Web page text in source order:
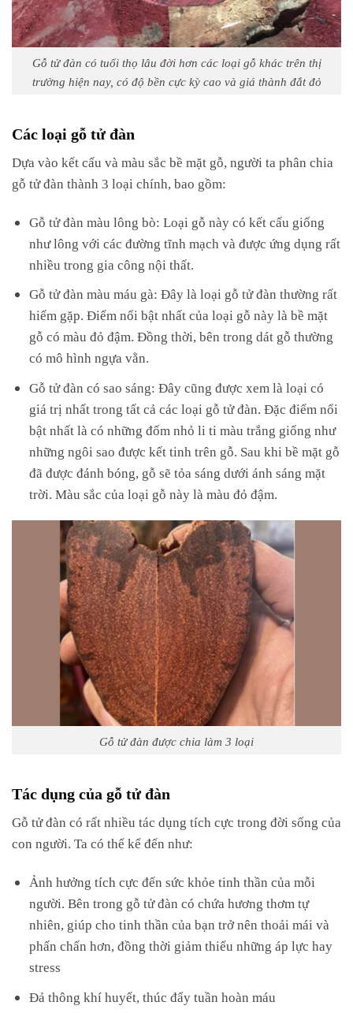
Gỗ tử đàn có tuổi thọ lâu đời hơn các loại gỗ khác trên thị
trường hiện nay, có độ bền cực kỳ cao và giá thành đắt đỏ
Các loại gỗ tử đàn
Dựa vào kết cấu và màu sắc bề mặt gỗ, người ta phân chia
gỗ tử đàn thành 3 loại chính, bao gồm:
Gỗ tử đàn màu lông bò: Loại gỗ này có kết cấu giống
như lông với các đường tĩnh mạch và được ứng dụng rất
nhiều trong gia công nội thất.
Gỗ tử đàn màu máu gà: Đây là loại gỗ tử đàn thường rất
hiếm gặp. Điểm nổi bật nhất của loại gỗ này là bề mặt
gỗ có màu đỏ đậm. Đồng thời, bên trong dát gỗ thường
có mô hình ngựa vằn.
Gỗ tử đàn có sao sáng: Đây cũng được xem là loại có
giá trị nhất trong tất cả các loại gỗ tử đàn. Đặc điểm nổi
bật nhất là có những đốm nhỏ li ti màu trắng giống như
những ngôi sao được kết tinh trên gỗ. Sau khi bề mặt gỗ
đã được đánh bóng, gỗ sẽ tỏa sáng dưới ánh sáng mặt
trời. Màu sắc của loại gỗ này là màu đỏ đậm.
Gỗ tử đàn được chia làm 3 loại
Tác dụng của gỗ tử đàn
Gỗ tử đàn có rất nhiều tác dụng tích cực trong đời sống của
con người. Ta có thể kể đến như:
Ảnh hưởng tích cực đến sức khỏe tinh thần của mỗi
người. Bên trong gỗ tử đàn có chứa hương thơm tự
nhiên, giúp cho tinh thần của bạn trở nên thoải mái và
phấn chấn hơn, đồng thời giảm thiểu những áp lực hay
stress
Đả thông khí huyết, thúc đẩy tuần hoàn máu